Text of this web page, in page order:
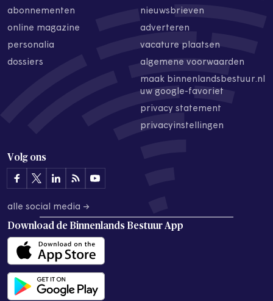
abonnementen
online magazine
personalia
dossiers
nieuwsbrieven
adverteren
vacature plaatsen
algemene voorwaarden
maak binnenlandsbestuur.nl
uw google-favoriet
privacy statement
privacyinstellingen
Volg ons
alle social media →
Download de Binnenlands Bestuur App